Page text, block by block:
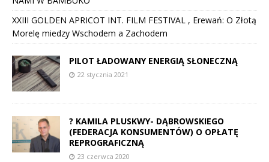
XXIII GOLDEN APRICOT INT. FILM FESTIVAL , Erewań: O Złotą
Morelę miedzy Wschodem a Zachodem
PILOT ŁADOWANY ENERGIĄ SŁONECZNĄ
22 stycznia 2021
? KAMILA PLUSKWY- DĄBROWSKIEGO
(FEDERACJA KONSUMENTÓW) O OPŁATĘ
REPROGRAFICZNĄ
23 czerwca 2020